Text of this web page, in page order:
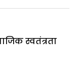
स्वतंत्रता